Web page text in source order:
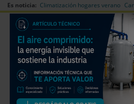
Es noticia: Climatización hogares verano
Redes Sociales Es noticia